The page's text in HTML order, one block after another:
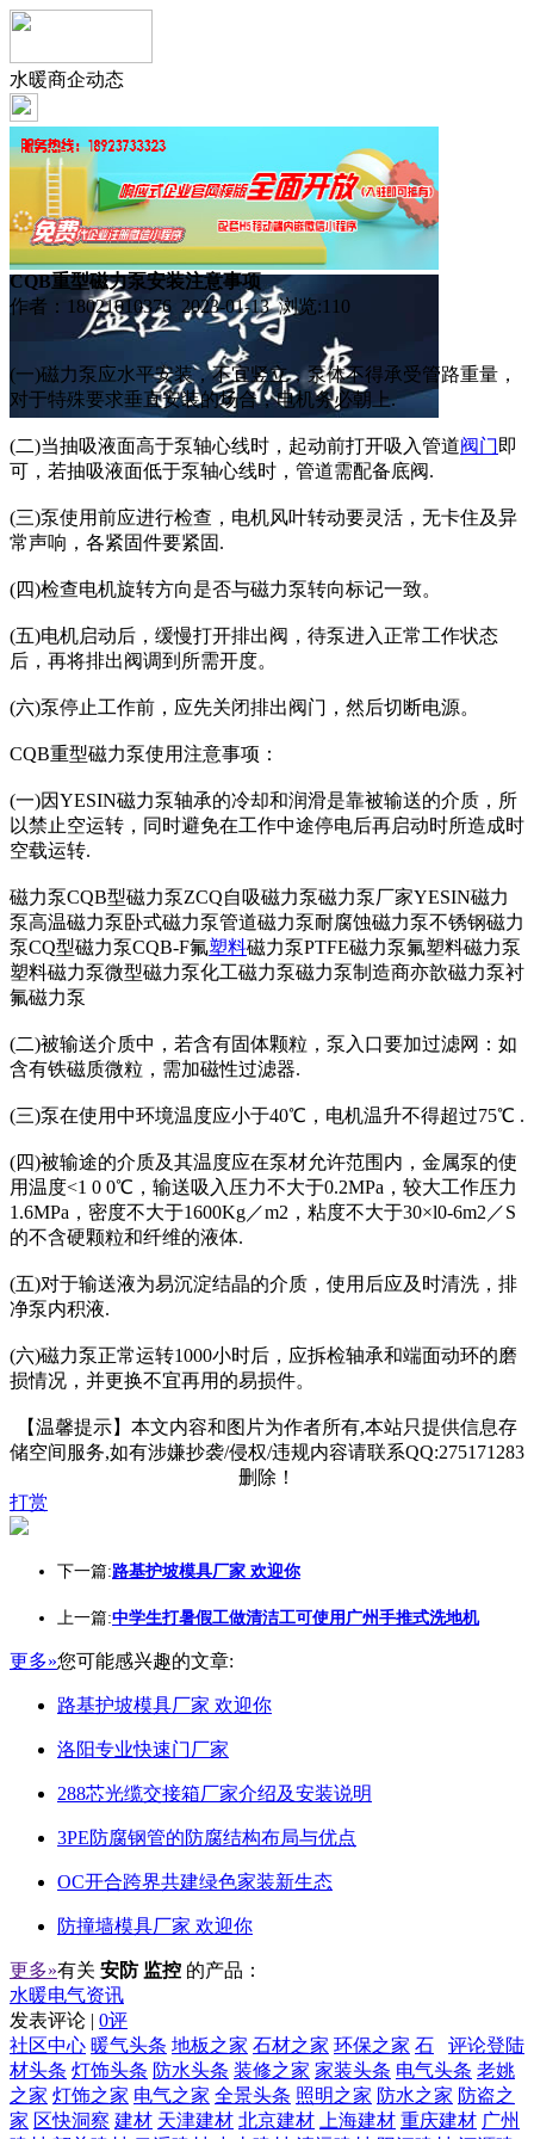
水暖商企动态
CQB重型磁力泵安装注意事项
作者：18021010376 2023-01-13 浏览:110
(一)磁力泵应水平安装，不宜竖立，泵体不得承受管路重量，
对于特殊要求垂直安装的场合，电机务必朝上.
(二)当抽吸液面高于泵轴心线时，起动前打开吸入管道阀门 即
可，若抽吸液面低于泵轴心线时，管道需配备底阀.
(三)泵使用前应进行检查，电机风叶转动要灵活，无卡住及异
常声响，各紧固件要紧固.
(四)检查电机旋转方向是否与磁力泵转向标记一致。
(五)电机启动后，缓慢打开排出阀，待泵进入正常工作状态
后，再将排出阀调到所需开度。
(六)泵停止工作前，应先关闭排出阀门，然后切断电源。
CQB重型磁力泵使用注意事项：
(一)因YESIN磁力泵轴承的冷却和润滑是靠被输送的介质，所
以禁止空运转，同时避免在工作中途停电后再启动时所造成时
空载运转.
磁力泵CQB型磁力泵ZCQ自吸磁力泵磁力泵厂家YESIN磁力
泵高温磁力泵卧式磁力泵管道磁力泵耐腐蚀磁力泵不锈钢磁力
泵CQ型磁力泵CQB-F氟塑料磁力泵PTFE磁力泵氟塑料磁力泵
塑料磁力泵微型磁力泵化工磁力泵磁力泵制造商亦歆磁力泵衬
氟磁力泵
(二)被输送介质中，若含有固体颗粒，泵入口要加过滤网：如
含有铁磁质微粒，需加磁性过滤器.
(三)泵在使用中环境温度应小于40℃，电机温升不得超过75℃ .
(四)被输途的介质及其温度应在泵材允许范围内，金属泵的使
用温度<1 0 0℃，输送吸入压力不大于0.2MPa，较大工作压力
1.6MPa，密度不大于1600Kg／m2，粘度不大于30×l0-6m2／S
的不含硬颗粒和纤维的液体.
(五)对于输送液为易沉淀结晶的介质，使用后应及时清洗，排
净泵内积液.
(六)磁力泵正常运转1000小时后，应拆检轴承和端面动环的磨
损情况，并更换不宜再用的易损件。
【温馨提示】本文内容和图片为作者所有,本站只提供信息存
储空间服务,如有涉嫌抄袭/侵权/违规内容请联系QQ:275171283
删除！
打赏
下一篇:路基护坡模具厂家 欢迎你
上一篇:中学生打暑假工做清洁工可使用广州手推式洗地机
更多»您可能感兴趣的文章:
路基护坡模具厂家 欢迎你
洛阳专业快速门厂家
288芯光缆交接箱厂家介绍及安装说明
3PE防腐钢管的防腐结构布局与优点
OC开合跨界共建绿色家装新生态
防撞墙模具厂家 欢迎你
更多»有关 安防 监控 的产品：
水暖电气资讯
发表评论 | 0评
评论登陆
社区中心 暖气头条 地板之家 石材之家 环保之家 石
材头条 灯饰头条 防水头条 装修之家 家装头条 电气头条 老姚
之家 灯饰之家 电气之家 全景头条 照明之家 防水之家 防盗之
家 区快洞察 建材 天津建材 北京建材 上海建材 重庆建材 广州